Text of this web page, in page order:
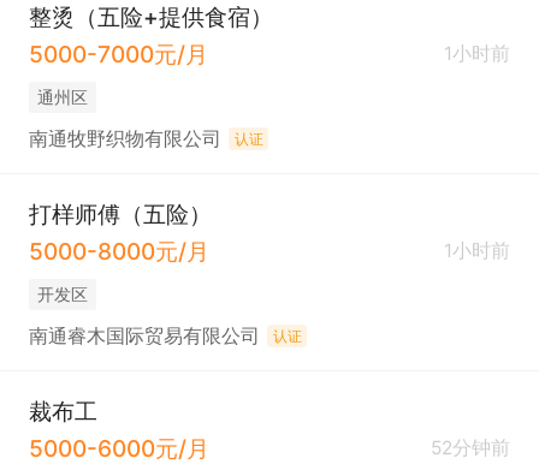
整烫（五险+提供食宿）
5000-7000元/月
1小时前
通州区
南通牧野织物有限公司 认证
打样师傅（五险）
5000-8000元/月
1小时前
开发区
南通睿木国际贸易有限公司 认证
裁布工
5000-6000元/月
52分钟前